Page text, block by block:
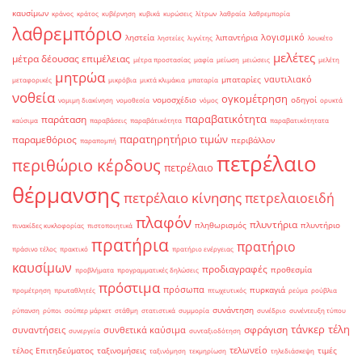
καυσίμων κράνος κράτος κυβέρνηση κυβικά κυρώσεις λίτρων λαθραία λαθρεμπορία
λαθρεμπόριο ληστεία ληστείες λιγνίτης λιπαντήρια λογισμικό λουκέτο
μέτρα δέουσας επιμέλειας μέτρα προστασίας μαφία μείωση μειώσεις μελέτες μελέτη
μεταφορικές μητρώα μικρόβια μικτά κλιμάκια μπαταρία μπαταρίες ναυτιλιακό
νοθεία νομιμη διακίνηση νομοθεσία νομοσχέδιο νόμος ογκομέτρηση οδηγοί ορυκτά
καύσιμα παράταση παραβάσεις παραβάτικότητα παραβατικότητα παραβατικότητατα
παραμεθόριος παραπομπή παρατηρητήριο τιμών περιβάλλον
περιθώριο κέρδους πετρέλαιο πετρέλαιο
θέρμανσης πετρέλαιο κίνησηςπετρελαιοειδή
πινακίδες κυκλοφορίας πιστοποιητικά πλαφόν πληθωρισμός πλυντήρια πλυντήριο
πράσινο τέλος πρακτικό πρατήρια πρατήριο ενέργειας πρατήριο
καυσίμων προβλήματα προγραμματικές δηλώσεις προδιαγραφές προθεσμία
προμέτρηση πρωταθλητές πρόστιμα πρόσωπα πτωχευτικός πυρκαγιά ρεύμα ρούβλια
ρύπανση ρύποι σούπερ μάρκετ στάθμη στατιστικά συμμορία συνάντηση συνέδριο συνέντευξη τύπου
συναντήσεις συνεργεία συνθετικά καύσιμα συνταξιοδότηση σφράγιση τάνκερ τέλη
τέλος Επιτηδεύματος ταξινομήσεις ταξινόμηση τεκμηρίωση τελωνείο τηλεδιάσκεψη τιμές